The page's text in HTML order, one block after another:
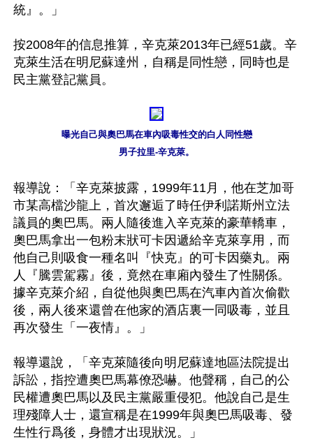
統』。」
按2008年的信息推算，辛克萊2013年已經51歲。辛
克萊生活在明尼蘇達州，自稱是同性戀，同時也是
民主黨登記黨員。
曝光自己與奧巴馬在車內吸毒性交的白人同性戀
男子拉里-辛克萊。
報導說：「辛克萊披露，1999年11月，他在芝加哥
市某高檔沙龍上，首次邂逅了時任伊利諾斯州立法
議員的奧巴馬。兩人隨後進入辛克萊的豪華轎車，
奧巴馬拿出一包粉末狀可卡因遞給辛克萊享用，而
他自己則吸食一種名叫『快克』的可卡因藥丸。兩
人『騰雲駕霧』後，竟然在車廂內發生了性關係。
據辛克萊介紹，自從他與奧巴馬在汽車內首次偷歡
後，兩人後來還曾在他家的酒店裏一同吸毒，並且
再次發生「一夜情』。」
報導還說，「辛克萊隨後向明尼蘇達地區法院提出
訴訟，指控遭奧巴馬幕僚恐嚇。他聲稱，自己的公
民權遭奧巴馬以及民主黨嚴重侵犯。他說自己是生
理殘障人士，還宣稱是在1999年與奧巴馬吸毒、發
生性行爲後，身體才出現狀況。」